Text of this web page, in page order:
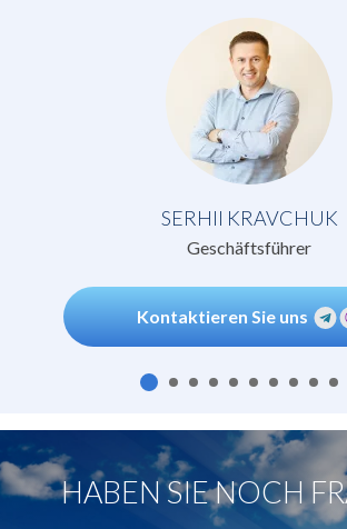
SERHII KRAVCHUK
Geschäftsführer
Kontaktieren Sie uns
HABEN SIE NOCH